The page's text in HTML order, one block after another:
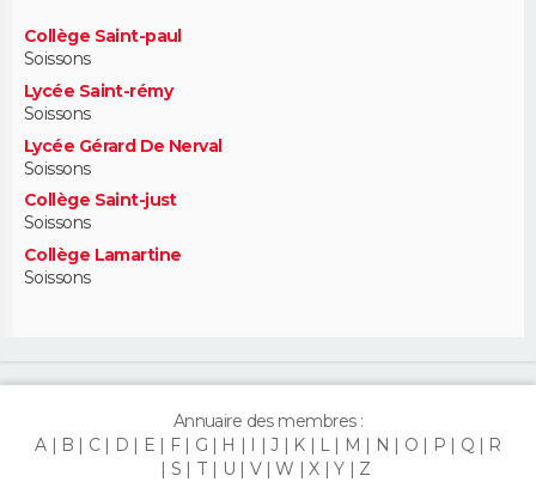
Collège Saint-paul
Soissons
Lycée Saint-rémy
Soissons
Lycée Gérard De Nerval
Soissons
Collège Saint-just
Soissons
Collège Lamartine
Soissons
Annuaire des membres :
A
B C D E F G H I J K L M N O P Q
R
S
T U V W X Y Z